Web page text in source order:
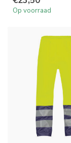
Op voorraad